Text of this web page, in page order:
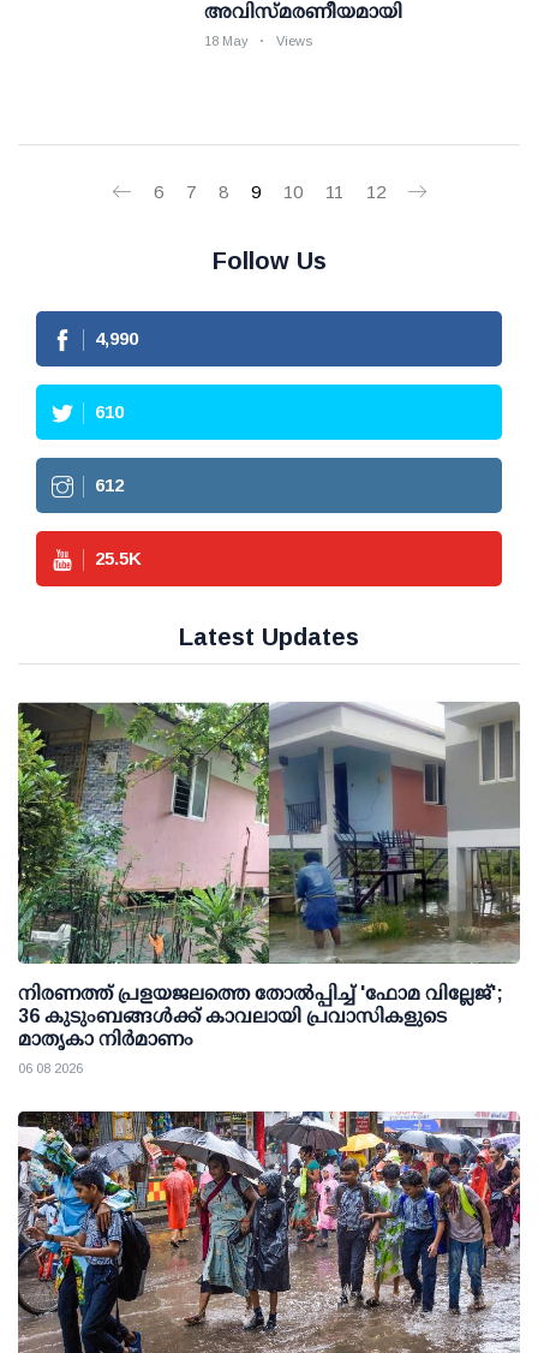
അവിസ്മരണീയമായി
18 May Views
6 7 8 9 10 11 12
Follow Us
4,990
610
612
25.5K
Latest Updates
നിരണത്ത് പ്രളയജലത്തെ തോല്‍പ്പിച്ച് 'ഫോമ വില്ലേജ്';
36 കുടുംബങ്ങള്‍ക്ക് കാവലായി പ്രവാസികളുടെ
മാതൃകാ നിര്‍മാണം
06 08 2026